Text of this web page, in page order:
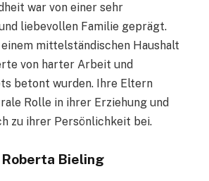
war von einer sehr
liebevollen Familie geprägt.
mittelständischen Haushalt
von harter Arbeit und
betont wurden. Ihre Eltern
Rolle in ihrer Erziehung und
zu ihrer Persönlichkeit bei.
Bieling